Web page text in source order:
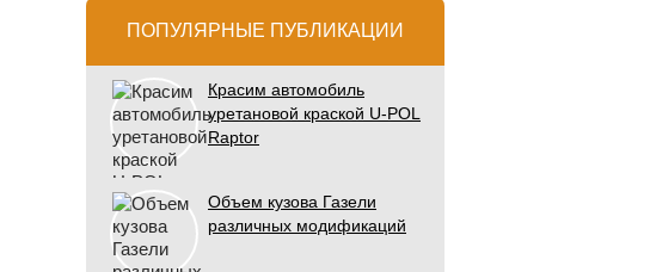
ПОПУЛЯРНЫЕ ПУБЛИКАЦИИ
Красим автомобиль
уретановой краской U-POL
Raptor
Объем кузова Газели
различных модификаций